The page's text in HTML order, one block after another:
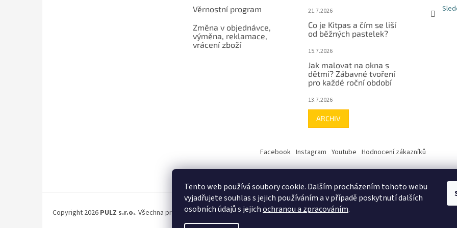
Tento web používá soubory cookie. Dalším procházením tohoto webu
vyjadřujete souhlas s jejich používáním a v případě poskytnutí dalších
osobních údajů s jejichochranou a zpracováním.
Věrnostní program
Změna v objednávce,
výměna, reklamace,
vrácení zboží
21.7.2026
Co je Kitpas a čím se liší
od běžných pastelek?
15.7.2026
Jak malovat na okna s
dětmi? Zábavné tvoření
pro každé roční období
13.7.2026
ARCHIV
Facebook Instagram Youtube Hodnocení zákazníků
Copyright 2026 PULZ s.r.o.. Všechna práva vyhrazena.